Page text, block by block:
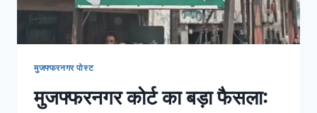
मुजफ्फरनगर पोस्ट
मुजफ्फरनगर कोर्ट का बड़ा फैसला: